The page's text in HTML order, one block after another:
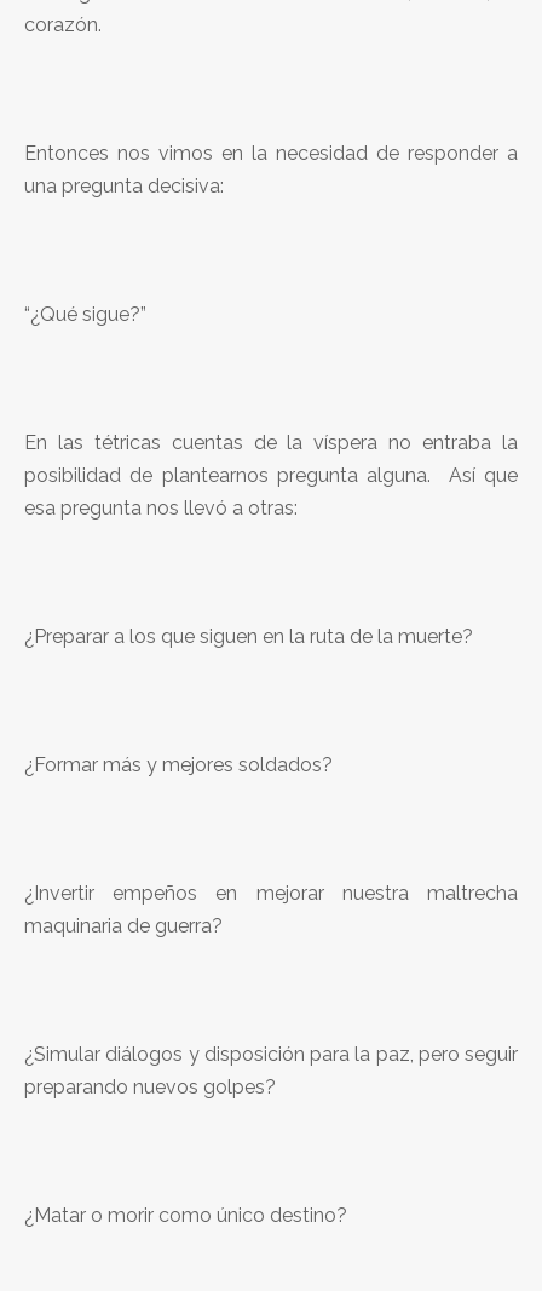
corazón.
Entonces nos vimos en la necesidad de responder a
una pregunta decisiva:
“¿Qué sigue?”
En las tétricas cuentas de la víspera no entraba la
posibilidad de plantearnos pregunta alguna. Así que
esa pregunta nos llevó a otras:
¿Preparar a los que siguen en la ruta de la muerte?
¿Formar más y mejores soldados?
¿Invertir empeños en mejorar nuestra maltrecha
maquinaria de guerra?
¿Simular diálogos y disposición para la paz, pero seguir
preparando nuevos golpes?
¿Matar o morir como único destino?